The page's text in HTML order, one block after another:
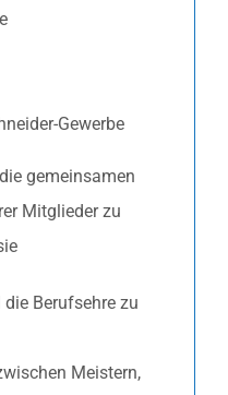
Gewerbe
gemeinsamen
Mitglieder zu
Berufsehre zu
Meistern,